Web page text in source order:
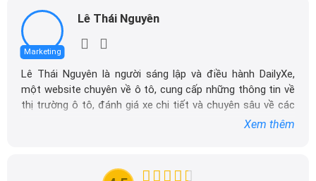
Marketing
Lê Thái Nguyên
Lê Thái Nguyên là người sáng lập và điều hành DailyXe,
một website chuyên về ô tô, cung cấp những thông tin về
thị trường ô tô, đánh giá xe chi tiết và chuyên sâu về các
đầu cho những người yêu thích ô tô tại Việt Nam. Hãy
Xem thêm